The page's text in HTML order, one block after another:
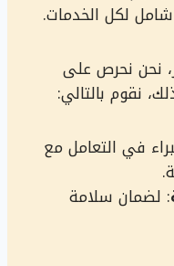
لكل الخدمات.
نحن نحرص على
نقوم بالتالي:
في التعامل مع
: لضمان سلامة